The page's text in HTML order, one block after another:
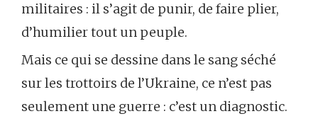
militaires : il s’agit de punir, de faire plier,
d’humilier tout un peuple.
Mais ce qui se dessine dans le sang séché
sur les trottoirs de l’Ukraine, ce n’est pas
seulement une guerre : c’est un diagnostic.